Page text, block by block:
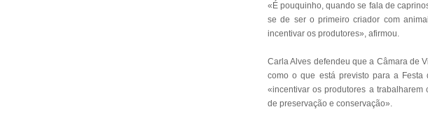
«É pouquinho, quando se fala de
se de ser o primeiro criador com
incentivar os produtores», afirmou.
Carla Alves defendeu que a Câmara de
como o que está previsto para a Festa
«incentivar os produtores a trabalharem
de preservação e conservação».